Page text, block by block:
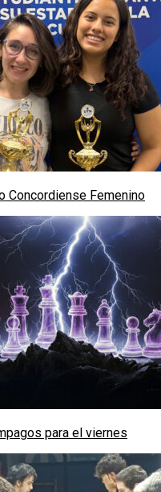
Concordiense Femenino
para el viernes